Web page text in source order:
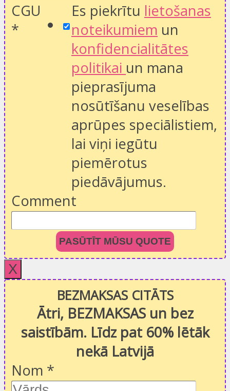
CGU
*
Es piekrītu lietošanas
noteikumiem un
konfidencialitātes
politikai un mana
pieprasījuma
nosūtīšanu veselības
aprūpes speciālistiem,
lai viņi iegūtu
piemērotus
piedāvājumus.
Comment
PASŪTĪT MŪSU QUOTE
X
BEZMAKSAS CITĀTS
Ātri, BEZMAKSAS un bez
saistībām. Līdz pat 60% lētāk
nekā Latvijā
Nom *